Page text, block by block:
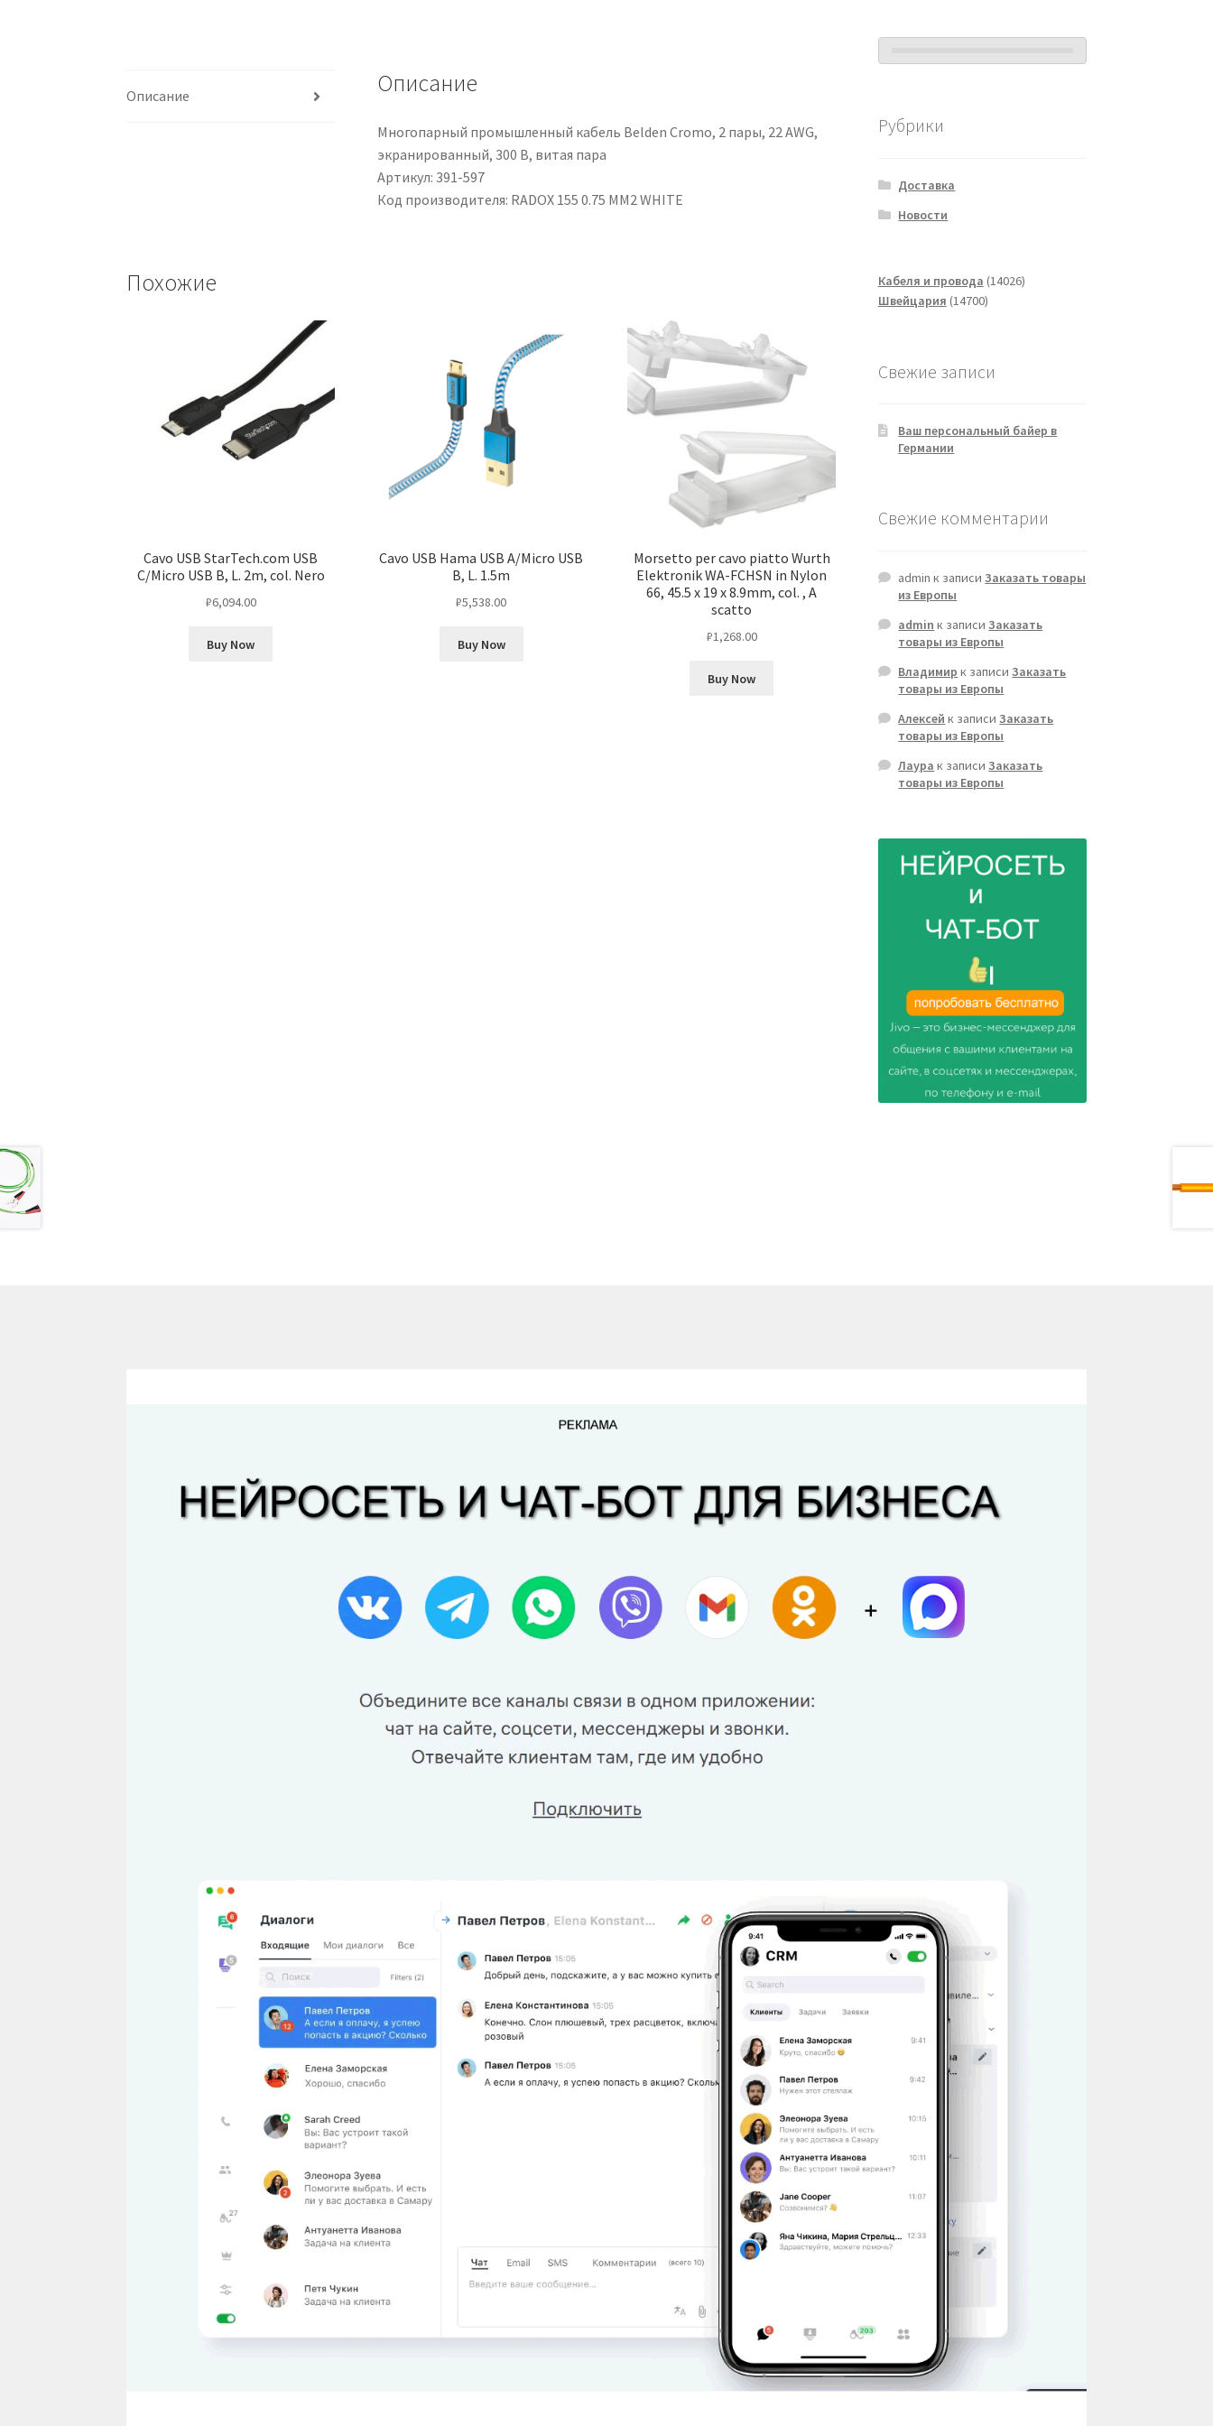
100m,
Описание Описание
Многопарный промышленный кабель Belden Cromo, 2 пары, 22 AWG,
экранированный, 300 В, витая пара
Артикул: 391-597
Код производителя: RADOX 155 0.75 MM2 WHITE
Похожие
Cavo USB StarTech.com USB
C/Micro USB B, L. 2m, col. Nero
₽6,094.00
Buy Now
Cavo USB Hama USB A/Micro USB
B, L. 1.5m
₽5,538.00
Buy Now
Morsetto per cavo piatto Wurth
Elektronik WA-FCHSN in Nylon
66, 45.5 x 19 x 8.9mm, col. , A
scatto
₽1,268.00
Buy Now
Рубрики
Доставка
Новости
Кабеля и провода 1402614026
Швейцария 1470014700
Свежие записи
Ваш персональный байер в
Германии
Свежие комментарии
admin к записиЗаказать товары
из Европы
admin к записиЗаказать
товары из Европы
Владимир к записиЗаказать
товары из Европы
Алексей к записиЗаказать
товары из Европы
Лаура к записиЗаказать
товары из Европы